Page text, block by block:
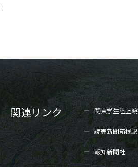
関連リンク 関東学生陸上
読売新聞箱根
報知新聞社